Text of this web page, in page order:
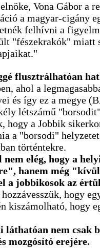
Vona Gábor a
a magyar-cigány
felhívni a
"fészekrakók" miatt
flusztrálhatóan
ahol a
és így ez a megye
létszámű
hogy a Jobbik
a "borsodi"
történtekre.
nem elég, hogy a
hanem még
a jobbikosok az
hozzávesszük, hogy
kiszámolható, hogy
láthatóan nem csak
mozgósító erejére.